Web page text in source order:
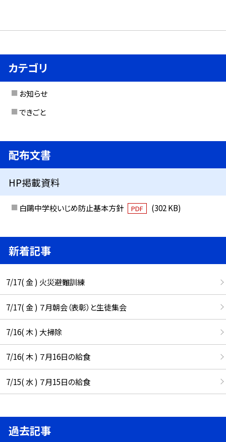
カテゴリ
お知らせ
できごと
配布文書
HP掲載資料
白鷗中学校いじめ防止基本方針 PDF (302 KB)
新着記事
7/17( 金 ) 火災避難訓練
7/17( 金 ) ７月朝会（表彰）と生徒集会
7/16( 木 ) 大掃除
7/16( 木 ) ７月16日の給食
7/15( 水 ) ７月15日の給食
過去記事